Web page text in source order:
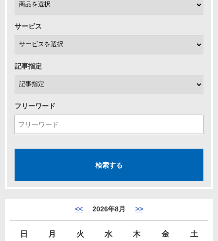
サービス
記事指定
フリーワード
<< 2026年8月 >>
日 月 火 水 木 金
土